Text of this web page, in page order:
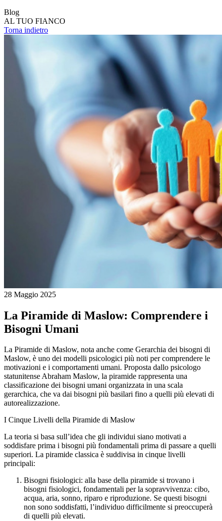
Blog
AL TUO FIANCO
Torna indietro
28 Maggio 2025
La Piramide di Maslow: Comprendere i
Bisogni Umani
La Piramide di Maslow, nota anche come Gerarchia dei bisogni di
Maslow, è uno dei modelli psicologici più noti per comprendere le
motivazioni e i comportamenti umani. Proposta dallo psicologo
statunitense Abraham Maslow, la piramide rappresenta una
classificazione dei bisogni umani organizzata in una scala
gerarchica, che va dai bisogni più basilari fino a quelli più elevati di
autorealizzazione.
I Cinque Livelli della Piramide di Maslow
La teoria si basa sull’idea che gli individui siano motivati a
soddisfare prima i bisogni più fondamentali prima di passare a quelli
superiori. La piramide classica è suddivisa in cinque livelli
principali:
Bisogni fisiologici: alla base della piramide si trovano i
bisogni fisiologici, fondamentali per la sopravvivenza: cibo,
acqua, aria, sonno, riparo e riproduzione. Se questi bisogni
non sono soddisfatti, l’individuo difficilmente si preoccuperà
di quelli più elevati.